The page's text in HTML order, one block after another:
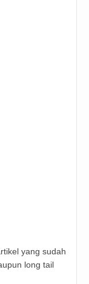
yang sudah
long tail